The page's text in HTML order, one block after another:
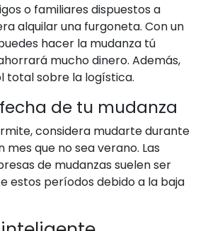
o familiares dispuestos a
alquilar una furgoneta. Con un
hacer la mudanza tú
mucho dinero. Además,
total sobre la logística.
de tu mudanza
considera mudarte durante
mes que no sea verano. Las
de mudanzas suelen ser
estos períodos debido a la baja